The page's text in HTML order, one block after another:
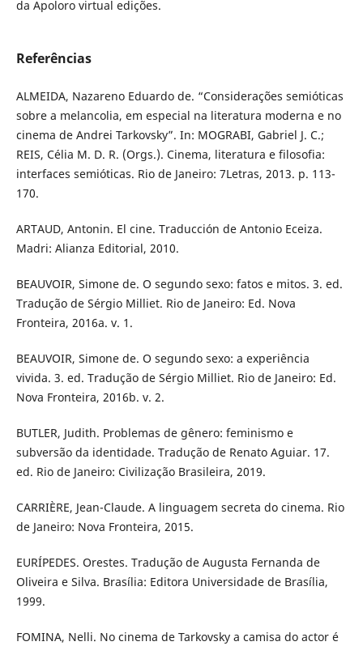
da Apoloro virtual edições.
Referências
ALMEIDA, Nazareno Eduardo de. “Considerações semióticas
sobre a melancolia, em especial na literatura moderna e no
cinema de Andrei Tarkovsky”. In: MOGRABI, Gabriel J. C.;
REIS, Célia M. D. R. (Orgs.). Cinema, literatura e filosofia:
interfaces semióticas. Rio de Janeiro: 7Letras, 2013. p. 113-
170.
ARTAUD, Antonin. El cine. Traducción de Antonio Eceiza.
Madri: Alianza Editorial, 2010.
BEAUVOIR, Simone de. O segundo sexo: fatos e mitos. 3. ed.
Tradução de Sérgio Milliet. Rio de Janeiro: Ed. Nova
Fronteira, 2016a. v. 1.
BEAUVOIR, Simone de. O segundo sexo: a experiência
vivida. 3. ed. Tradução de Sérgio Milliet. Rio de Janeiro: Ed.
Nova Fronteira, 2016b. v. 2.
BUTLER, Judith. Problemas de gênero: feminismo e
subversão da identidade. Tradução de Renato Aguiar. 17.
ed. Rio de Janeiro: Civilização Brasileira, 2019.
CARRIÈRE, Jean-Claude. A linguagem secreta do cinema. Rio
de Janeiro: Nova Fronteira, 2015.
EURÍPEDES. Orestes. Tradução de Augusta Fernanda de
Oliveira e Silva. Brasília: Editora Universidade de Brasília,
1999.
FOMINA, Nelli. No cinema de Tarkovsky a camisa do actor é